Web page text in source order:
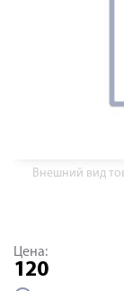
Внешний вид
Цена:
120